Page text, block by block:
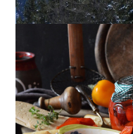
PEPERONI ALLA
PIEMONTESE